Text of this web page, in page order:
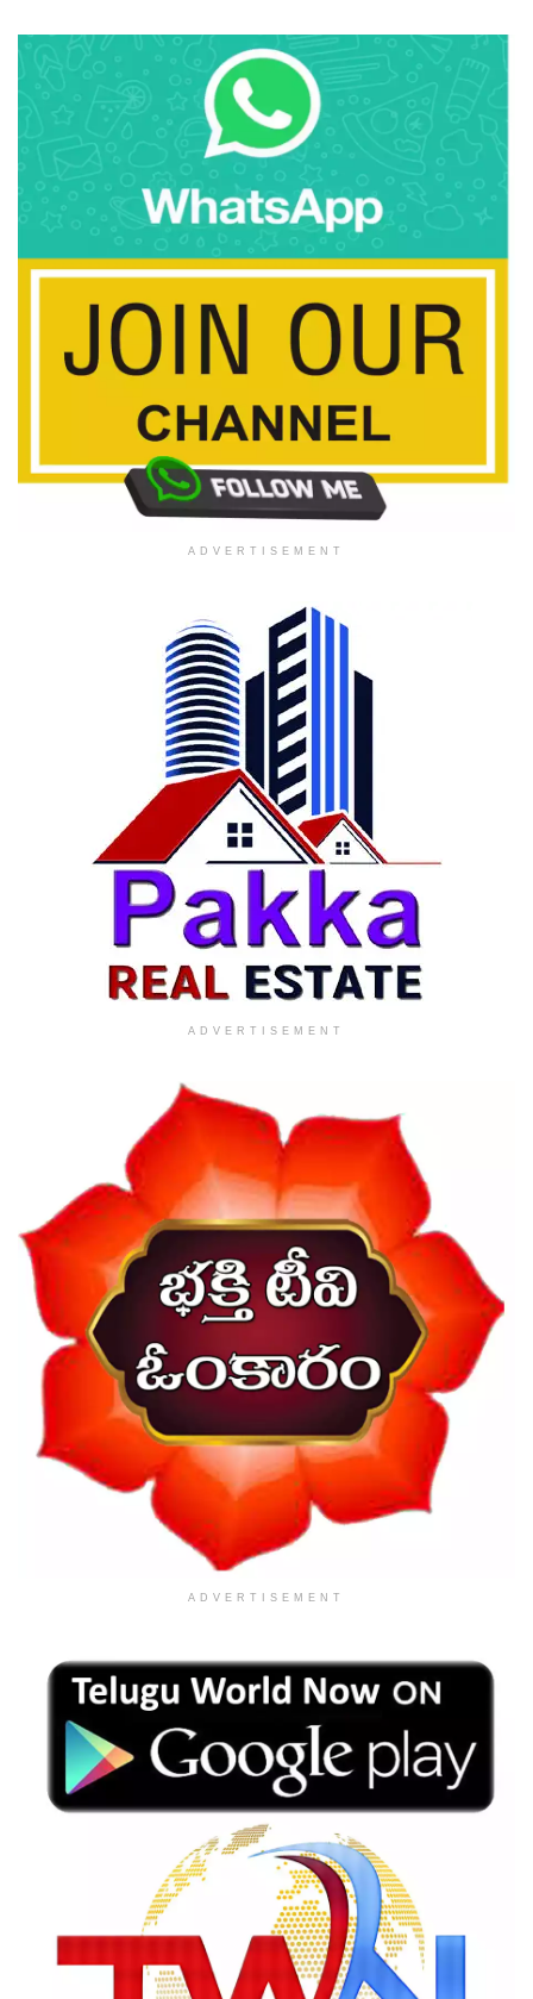
ADVERTISEMENT
ADVERTISEMENT
ADVERTISEMENT